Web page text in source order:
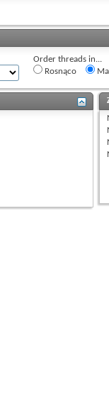
Order threads in...
Rosnąco